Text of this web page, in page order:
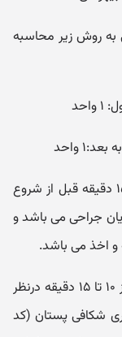
به روش زیر محاسبه
شروع زمان بیهوشی مطابق چارت جراحی از ۱۵ دقیقه قبل از شروع
دقیقه بعد از پایان جراحی می باشد و
۵ دقیقه یا بیشتر به عنوان جزء قابل توجهی از ۱۰ تا ۱۵ دقیقه درنظر
شکافی پستان (کد